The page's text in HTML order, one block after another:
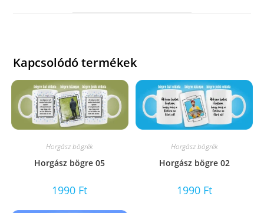
Kapcsolódó termékek
Horgász bögrék
Horgász bögre 05
1990 Ft
Horgász bögrék
Horgász bögre 02
1990 Ft